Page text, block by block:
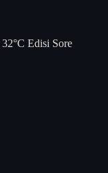
32°C Edisi Sore